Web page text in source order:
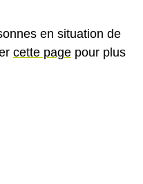
en situation de
cette page pour plus